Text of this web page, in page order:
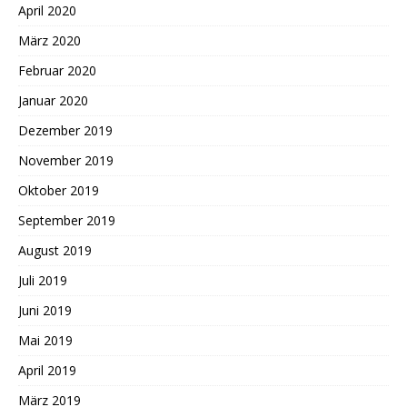
April 2020
März 2020
Februar 2020
Januar 2020
Dezember 2019
November 2019
Oktober 2019
September 2019
August 2019
Juli 2019
Juni 2019
Mai 2019
April 2019
März 2019